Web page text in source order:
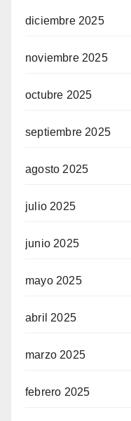
diciembre 2025
noviembre 2025
octubre 2025
septiembre 2025
agosto 2025
julio 2025
junio 2025
mayo 2025
abril 2025
marzo 2025
febrero 2025